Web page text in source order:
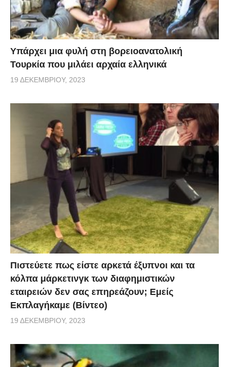
Υπάρχει μια φυλή στη βορειοανατολική
Τουρκία που μιλάει αρχαία ελληνικά
19 ΔΕΚΕΜΒΡΊΟΥ, 2023
Πιστεύετε πως είστε αρκετά έξυπνοι και τα
κόλπα μάρκετινγκ των διαφημιστικών
εταιρειών δεν σας επηρεάζουν; Εμείς
Εκπλαγήκαμε (Βίντεο)
19 ΔΕΚΕΜΒΡΊΟΥ, 2023